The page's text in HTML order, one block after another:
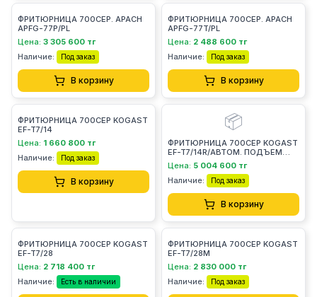
ФРИТЮРНИЦА 700СЕР. APACH
APFG-77P/PL
Цена: 3 305 600 тг
Наличие:
Под заказ
В корзину
ФРИТЮРНИЦА 700СЕР. APACH
APFG-77T/PL
Цена: 2 488 600 тг
Наличие:
Под заказ
В корзину
ФРИТЮРНИЦА 700СЕР KOGAST
EF-T7/14
Цена: 1 660 800 тг
Наличие:
Под заказ
В корзину
📦
ФРИТЮРНИЦА 700СЕР KOGAST
EF-T7/14R/АВТОМ. ПОДЪЕМ
КОРЗИН
Цена: 5 004 600 тг
Наличие:
Под заказ
В корзину
ФРИТЮРНИЦА 700СЕР KOGAST
EF-T7/28
Цена: 2 718 400 тг
Наличие:
Есть в наличии
ФРИТЮРНИЦА 700СЕР KOGAST
EF-T7/28M
Цена: 2 830 000 тг
Наличие:
Под заказ